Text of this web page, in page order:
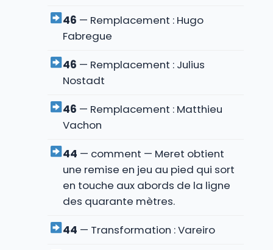
46 — Remplacement : Hugo
Fabregue
46 — Remplacement : Julius
Nostadt
46 — Remplacement : Matthieu
Vachon
44 — comment — Meret obtient
une remise en jeu au pied qui sort
en touche aux abords de la ligne
des quarante mètres.
44 — Transformation : Vareiro